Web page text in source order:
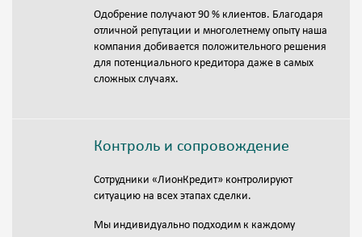
Одобрение получают 90 % клиентов. Благодаря
отличной репутации и многолетнему опыту наша
компания добивается положительного решения
для потенциального кредитора даже в самых
сложных случаях.
Контроль и сопровождение
Сотрудники «ЛионКредит» контролируют
ситуацию на всех этапах сделки.
Мы индивидуально подходим к каждому